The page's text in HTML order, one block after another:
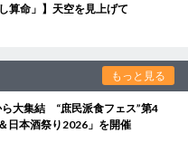
算命」】天空を見上げて
もっと見る
大集結 “庶民派食フェス”第4
日本酒祭り2026」を開催